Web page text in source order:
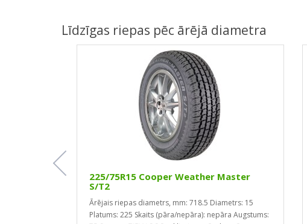
Līdzīgas riepas pēc ārējā diametra
225/75R15 Cooper Weather Master
S/T2
Ārējais riepas diametrs, mm: 718.5 Diametrs: 15
Platums: 225 Skaits (pāra/nepāra): nepāra Augstums: